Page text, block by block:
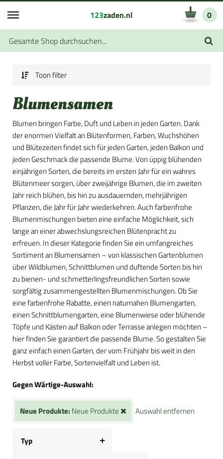
123zaden.nl 0
Toon filter
Blumensamen
Blumen bringen Farbe, Duft und Leben in jeden Garten. Dank
der enormen Vielfalt an Blütenformen, Farben, Wuchshöhen
und Blütezeiten findet sich für jeden Garten, jeden Balkon und
jeden Geschmack die passende Blume. Von üppig blühenden
einjährigen Sorten, die bereits im ersten Jahr für ein wahres
Blütenmeer sorgen, über zweijährige Blumen, die im zweiten
Jahr reich blühen, bis hin zu ausdauernden, mehrjährigen
Pflanzen, die Jahr für Jahr wiederkehren. Auch farbenfrohe
Blumenmischungen bieten eine einfache Möglichkeit, sich
lange an einer abwechslungsreichen Blütenpracht zu
erfreuen. In dieser Kategorie finden Sie ein umfangreiches
Sortiment an Blumensamen – von klassischen Gartenblumen
über Wildblumen, Schnittblumen und duftende Sorten bis hin
zu bienen- und schmetterlingsfreundlichen Sorten sowie
sorgfältig zusammengestellten Blumenmischungen. Ob Sie
eine farbenfrohe Rabatte, einen naturnahen Blumengarten,
einen Schnittblumengarten, eine Blumenwiese oder blühende
Töpfe und Kästen auf Balkon oder Terrasse anlegen möchten –
hier finden Sie garantiert die passende Blume. So gestalten Sie
ganz einfach einen Garten, der vom Frühjahr bis weit in den
Herbst voller Farbe, Sortenvielfalt und Leben ist.
Gegen Wärtige-Auswahl:
Neue Produkte: Neue Produkte Auswahl entfernen
Typ